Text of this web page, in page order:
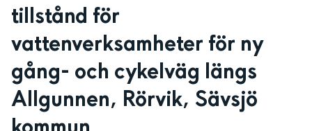
tillstånd för
vattenverksamheter för ny
gång- och cykelväg längs
Allgunnen, Rörvik, Sävsjö